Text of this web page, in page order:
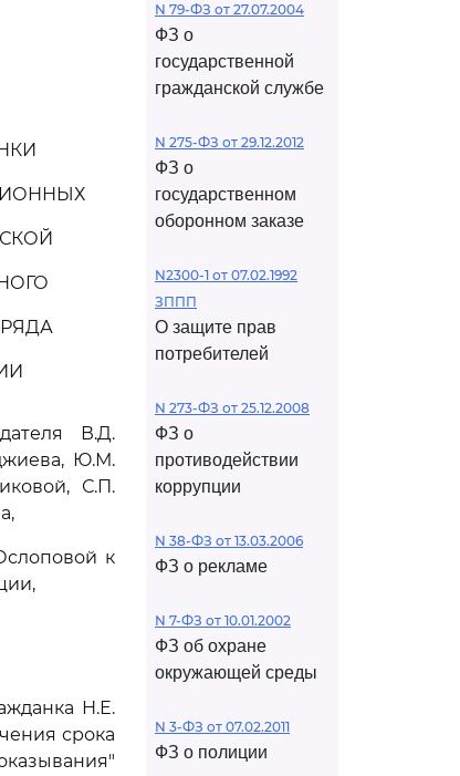
В.Д.
Ю.М.
С.П.
к
Н.Е.
срока
N 79-ФЗ от 27.07.2004
ФЗ о
государственной
гражданской службе
N 275-ФЗ от 29.12.2012
ФЗ о
государственном
оборонном заказе
N2300-1 от 07.02.1992
ЗППП
О защите прав
потребителей
N 273-ФЗ от 25.12.2008
ФЗ о
противодействии
коррупции
N 38-ФЗ от 13.03.2006
ФЗ о рекламе
N 7-ФЗ от 10.01.2002
ФЗ об охране
окружающей среды
N 3-ФЗ от 07.02.2011
ФЗ о полиции